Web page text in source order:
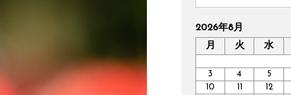
2026年8月
月
火 水
3
4 5
10
11 12